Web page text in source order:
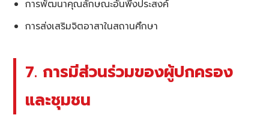
การพัฒนาคุณลักษณะอันพึงประสงค์
การส่งเสริมจิตอาสาในสถานศึกษา
7. การมีส่วนร่วมของผู้ปกครอง
และชุมชน